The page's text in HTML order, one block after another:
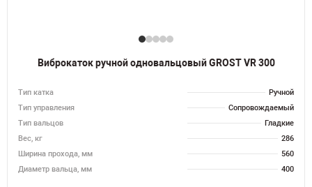
Виброкаток ручной одновальцовый GROST VR 300
Тип катка
Ручной
Тип управления
Сопровождаемый
Тип вальцов
Гладкие
Вес, кг
286
Ширина прохода, мм
560
Диаметр вальца, мм
400